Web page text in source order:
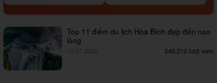
Top 11 điểm du lịch Hòa Bình đẹp đến nao
lòng
13.07.2026 249,212 lượt xem